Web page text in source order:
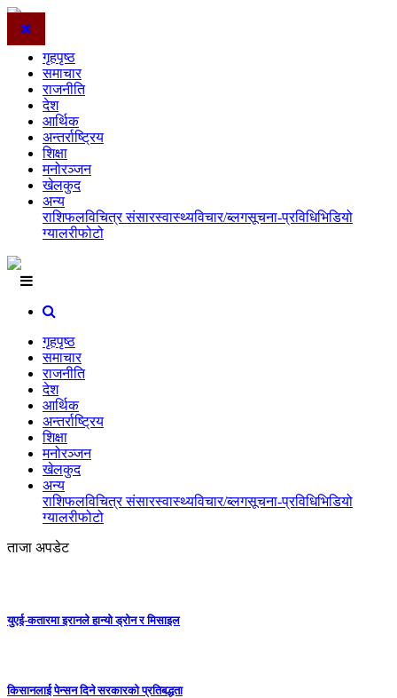
गृहपृष्ठ
समाचार
राजनीति
देश
आर्थिक
अन्तर्राष्ट्रिय
शिक्षा
मनोरञ्जन
खेलकुद
अन्य
राशिफलविचित्र संसारस्वास्थ्यविचार/ब्लगसूचना-प्रविधिभिडियो
ग्यालरीफोटो
गृहपृष्ठ
समाचार
राजनीति
देश
आर्थिक
अन्तर्राष्ट्रिय
शिक्षा
मनोरञ्जन
खेलकुद
अन्य
राशिफलविचित्र संसारस्वास्थ्यविचार/ब्लगसूचना-प्रविधिभिडियो
ग्यालरीफोटो
ताजा अपडेट
युएई-कतारमा इरानले हान्यो ड्रोन र मिसाइल
किसानलाई पेन्सन दिने सरकारको प्रतिबद्धता